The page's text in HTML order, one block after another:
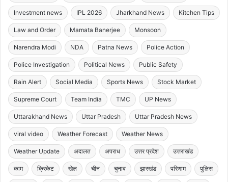
Investment news IPL 2026 Jharkhand News Kitchen Tips
Law and Order Mamata Banerjee Monsoon
Narendra Modi NDA Patna News Police Action
Police Investigation Political News Public Safety
Rain Alert Social Media Sports News Stock Market
Supreme Court Team India TMC UP News
Uttarakhand News Uttar Pradesh Uttar Pradesh News
viral video Weather Forecast Weather News
Weather Update अदालत अपराध उत्तर प्रदेश उत्तराखंड
काम क्रिकेट खेल चीन चुनाव झारखंड परिणाम पुलिस